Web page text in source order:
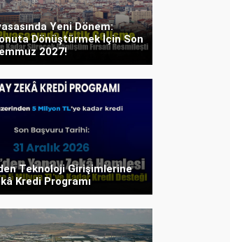
Yeni Dönem:
Dönüştürmek İçin Son
2027!
Teknoloji Girişimlerine
Kredi Programı